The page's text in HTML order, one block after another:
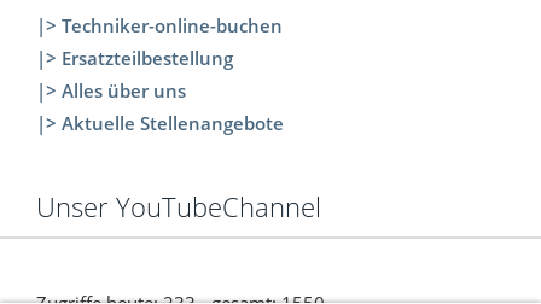
|> Techniker-online-buchen
|> Ersatzteilbestellung
|> Alles über uns
|> Aktuelle Stellenangebote
Unser YouTubeChannel